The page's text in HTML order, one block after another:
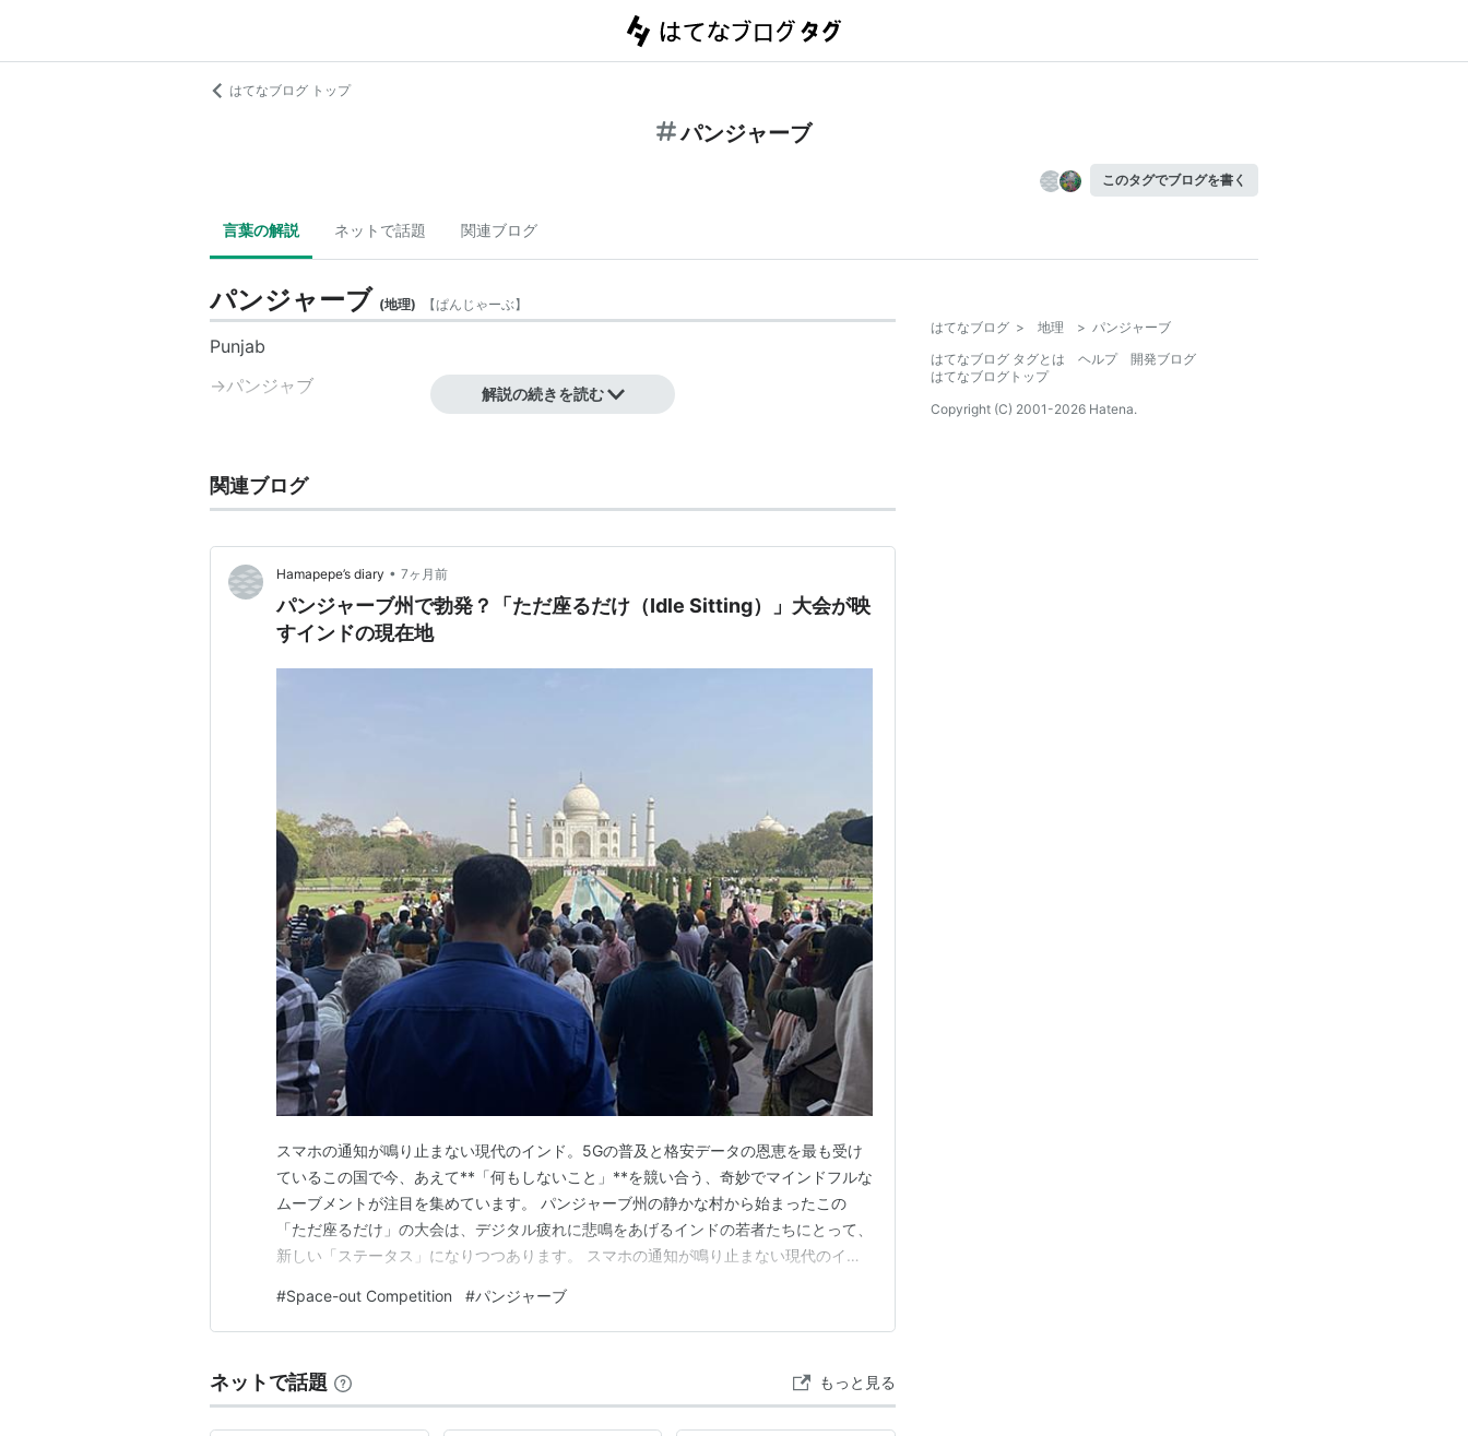
はてなブログ トップ
パンジャーブ
このタグでブログを書く
言葉の解説 ネットで話題 関連ブログ
パンジャーブ (地理) 【ぱんじゃーぶ】
Punjab
→パンジャブ 解説の続きを読む
関連ブログ
Hamapepe’s diary • 7ヶ月前
パンジャーブ州で勃発？「ただ座るだけ（Idle Sitting）」大会が映
すインドの現在地
スマホの通知が鳴り止まない現代のインド。5Gの普及と格安データの恩恵を最も受け
ているこの国で今、あえて**「何もしないこと」**を競い合う、奇妙でマインドフルな
ムーブメントが注目を集めています。 パンジャーブ州の静かな村から始まったこの
「ただ座るだけ」の大会は、デジタル疲れに悲鳴をあげるインドの若者たちにとって、
新しい「ステータス」になりつつあります。 スマホの通知が鳴り止まない現代のイン
いこと」**を競い合う、奇妙でマインドフルなムーブメントが注目を集めています。
パンジャーブ州の静かな村から始まったこの「ただ座…
#Space-out Competition #パンジャーブ
ネットで話題 もっと見る
はてなブログ > 地理 > パンジャーブ
はてなブログ タグとは
ヘルプ
開発ブログ
はてなブログトップ
Copyright (C) 2001-2026 Hatena.